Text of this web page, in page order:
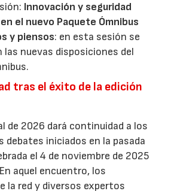
Innovación y seguridad
el nuevo Paquete Ómnibus
y piensos: en esta sesión se
las nuevas disposiciones del
tras el éxito de la edición
de 2026 dará continuidad a los
debates iniciados en la pasada
el 4 de noviembre de 2025
aquel encuentro, los
la red y diversos expertos